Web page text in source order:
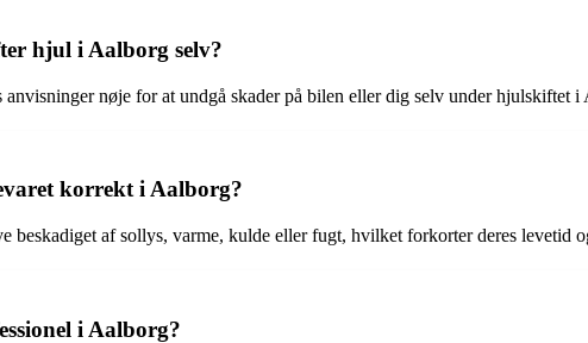
hjul i Aalborg selv?
nøje for at undgå skader på bilen eller dig selv under hjulskiftet i
korrekt i Aalborg?
af sollys, varme, kulde eller fugt, hvilket forkorter deres levetid
i Aalborg?